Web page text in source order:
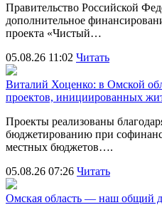
Правительство Российской
дополнительное
проекта «Чистый…
05.08.26 11:02 Читать
Виталий Хоценко: в Омской
проектов, инициированных
Проекты реализованы
бюджетированию при
местных бюджетов….
05.08.26 07:26 Читать
Омская область — наш общий